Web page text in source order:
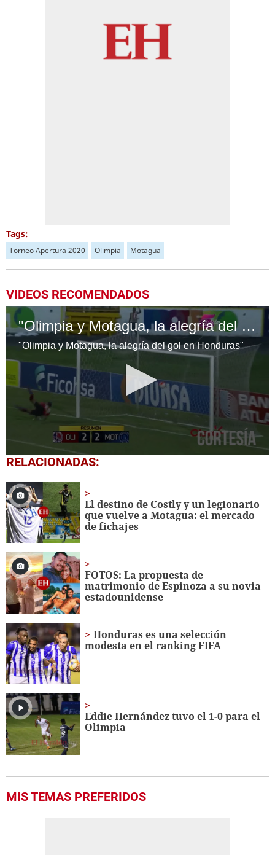
Tags:
Torneo Apertura 2020 Olimpia Motagua
VIDEOS RECOMENDADOS
"Olimpia y Motagua, la alegría del gol en Honduras"
"Olimpia y Motagua, la alegría del gol en Honduras"
0
seconds
2
minutes,
40
seconds
RELACIONADAS:
El destino de Costly y un legionario
que vuelve a Motagua: el mercado
de fichajes
FOTOS: La propuesta de
matrimonio de Espinoza a su novia
estadounidense
Honduras es una selección
modesta en el ranking FIFA
Eddie Hernández tuvo el 1-0 para el
Olimpia
MIS TEMAS PREFERIDOS